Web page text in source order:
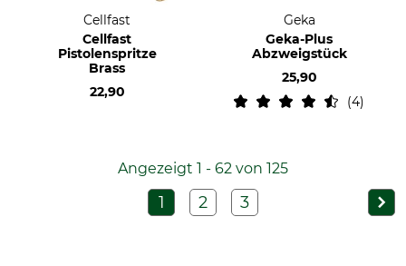
Cellfast
Cellfast
Pistolenspritze
Brass
22,90
Geka
Geka-Plus
Abzweigstück
25,90
4
Angezeigt 1 - 62 von 125
1 2 3